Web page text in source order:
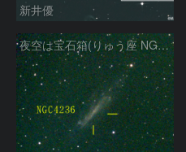
新井優
夜空は宝石箱(りゅう座 NGC4236) Seestar50